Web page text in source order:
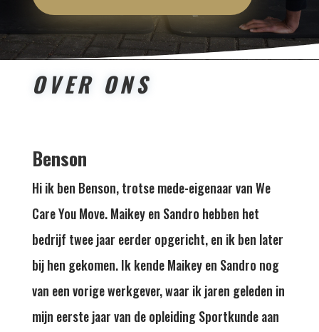
OVER ONS
Benson
Hi ik ben Benson, trotse mede-eigenaar van We
Care You Move. Maikey en Sandro hebben het
bedrijf twee jaar eerder opgericht, en ik ben later
bij hen gekomen. Ik kende Maikey en Sandro nog
van een vorige werkgever, waar ik jaren geleden in
mijn eerste jaar van de opleiding Sportkunde aan